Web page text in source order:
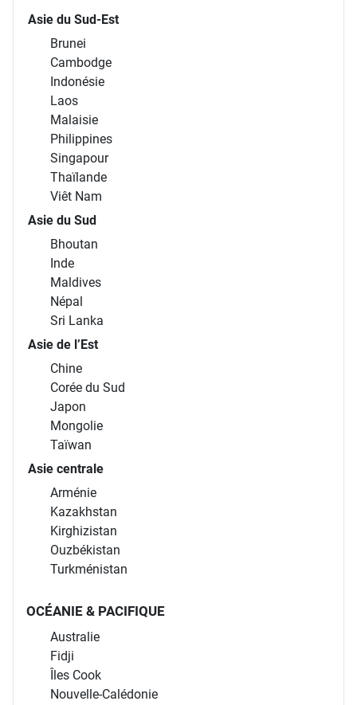
Asie du Sud-Est
Brunei
Cambodge
Indonésie
Laos
Malaisie
Philippines
Singapour
Thaïlande
Viêt Nam
Asie du Sud
Bhoutan
Inde
Maldives
Népal
Sri Lanka
Asie de l’Est
Chine
Corée du Sud
Japon
Mongolie
Taïwan
Asie centrale
Arménie
Kazakhstan
Kirghizistan
Ouzbékistan
Turkménistan
OCÉANIE & PACIFIQUE
Australie
Fidji
Îles Cook
Nouvelle-Calédonie